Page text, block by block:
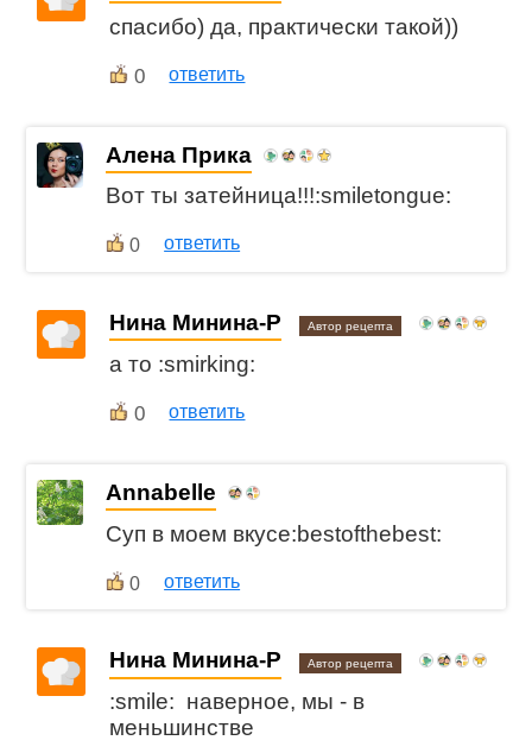
спасибо) да, практически такой))
0 ответить
Алена Прика
Вот ты затейница!!!:smiletongue:
0 ответить
Нина Минина-Р Автор рецепта
а то :smirking:
0 ответить
Annabelle
Суп в моем вкусе:bestofthebest:
0 ответить
Нина Минина-Р Автор рецепта
:smile: наверное, мы - в
меньшинстве